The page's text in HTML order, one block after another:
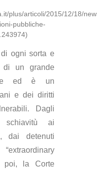
plus/articoli/2015/12/18/
pubbliche-
ogni sorta e
di un grande
ed è un
e dei diritti
Dagli
schiavitù ai
dai detenuti
poi, la Corte